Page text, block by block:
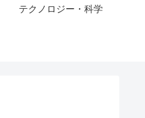
テクノロジー・科学